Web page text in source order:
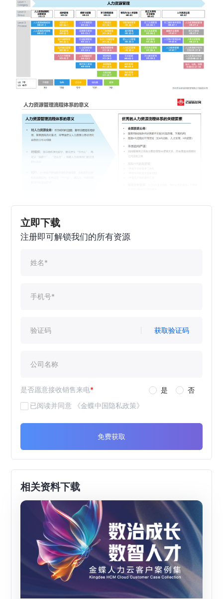
立即下载
注册即可解锁我们的所有资源
获取验证码
是否愿意接收销售来电* 是
否
已阅读并同意
《金蝶中国隐私政策》
免费获取
相关资料下载